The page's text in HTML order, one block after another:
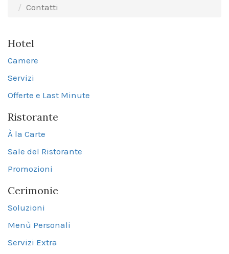
Contatti
Hotel
Camere
Servizi
Offerte e Last Minute
Ristorante
À la Carte
Sale del Ristorante
Promozioni
Cerimonie
Soluzioni
Menù Personali
Servizi Extra